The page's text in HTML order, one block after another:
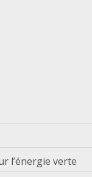
l’énergie verte